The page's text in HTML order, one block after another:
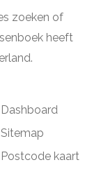
zoeken of
heeft
Dashboard
Sitemap
Postcode kaart